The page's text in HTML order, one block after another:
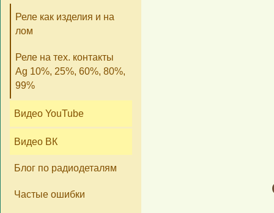
Реле как изделия и на
лом
Реле на тех. контакты
Ag 10%, 25%, 60%, 80%,
99%
Видео YouTube
Видео ВК
Блог по радиодеталям
Частые ошибки